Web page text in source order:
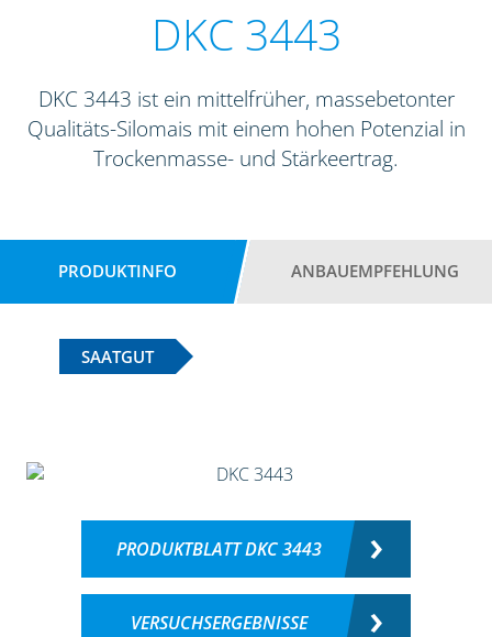
DKC 3443
DKC 3443 ist ein mittelfrüher, massebetonter
Qualitäts-Silomais mit einem hohen Potenzial in
Trockenmasse- und Stärkeertrag.
PRODUKTINFO ANBAUEMPFEHLUNG
SAATGUT
PRODUKTBLATT DKC 3443
VERSUCHSERGEBNISSE